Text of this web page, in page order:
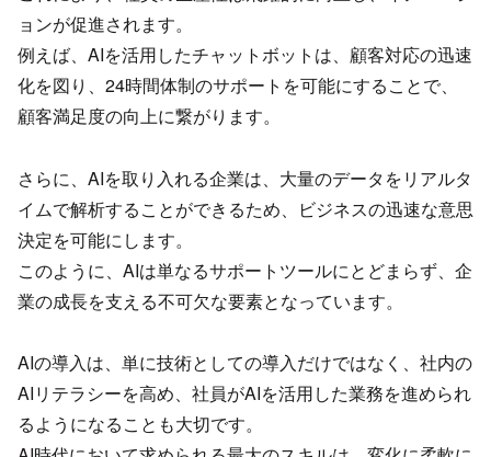
ョンが促進されます。
例えば、AIを活用したチャットボットは、顧客対応の迅速
化を図り、24時間体制のサポートを可能にすることで、
顧客満足度の向上に繋がります。
さらに、AIを取り入れる企業は、大量のデータをリアルタ
イムで解析することができるため、ビジネスの迅速な意思
決定を可能にします。
このように、AIは単なるサポートツールにとどまらず、企
業の成長を支える不可欠な要素となっています。
AIの導入は、単に技術としての導入だけではなく、社内の
AIリテラシーを高め、社員がAIを活用した業務を進められ
るようになることも大切です。